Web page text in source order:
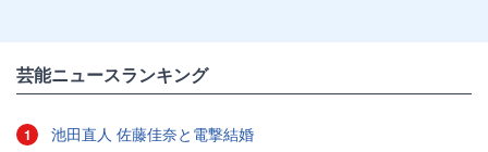
芸能ニュースランキング
1 池田直人 佐藤佳奈と電撃結婚